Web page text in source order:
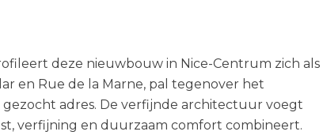
deze nieuwbouw in Nice-Centrum zich als
en Rue de la Marne, pal tegenover het
adres. De verfijnde architectuur voegt
verfijning en duurzaam comfort combineert.